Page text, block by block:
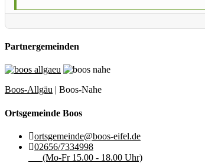
Partnergemeinden
Boos-Allgäu | Boos-Nahe
Ortsgemeinde Boos
ortsgemeinde@boos-eifel.de
02656/7334998
(Mo-Fr 15.00 - 18.00 Uhr)